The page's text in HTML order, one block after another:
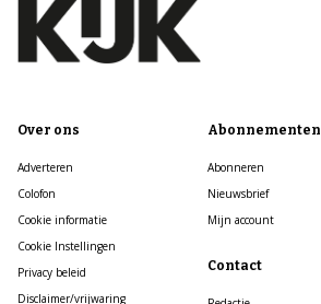
Over ons
Adverteren
Colofon
Cookie informatie
Cookie Instellingen
Privacy beleid
Disclaimer/vrijwaring
Abonnementen
Abonneren
Nieuwsbrief
Mijn account
Contact